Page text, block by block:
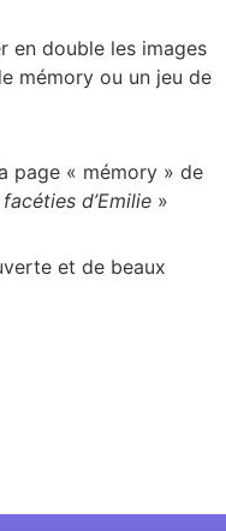
en double les images
mémory ou un jeu de
page « mémory » de
d’Emilie »
et de beaux